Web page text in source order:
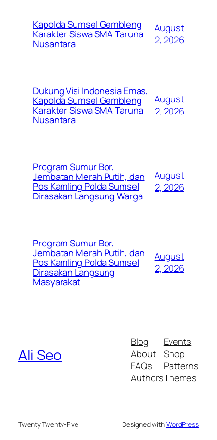
Kapolda Sumsel Gembleng
Karakter Siswa SMA Taruna
Nusantara
August
2, 2026
Dukung Visi Indonesia Emas,
Kapolda Sumsel Gembleng
Karakter Siswa SMA Taruna
Nusantara
August
2, 2026
Program Sumur Bor,
Jembatan Merah Putih, dan
Pos Kamling Polda Sumsel
Dirasakan Langsung Warga
August
2, 2026
Program Sumur Bor,
Jembatan Merah Putih, dan
Pos Kamling Polda Sumsel
Dirasakan Langsung
Masyarakat
August
2, 2026
Ali Seo
Blog
About
FAQs
Authors
Events
Shop
Patterns
Themes
Twenty Twenty-Five Designed withWordPress